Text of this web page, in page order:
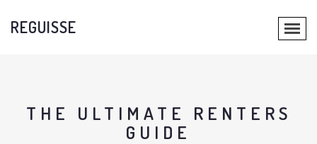
REGUISSE
THE ULTIMATE RENTERS
GUIDE